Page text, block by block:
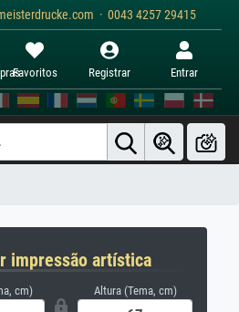
· 0043 4257 29415
Favoritos Registrar Entrar
impressão artística
cm) Altura (Tema, cm)